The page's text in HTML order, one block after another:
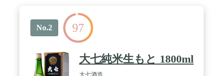
No.2 97
大七純米生もと 1800ml